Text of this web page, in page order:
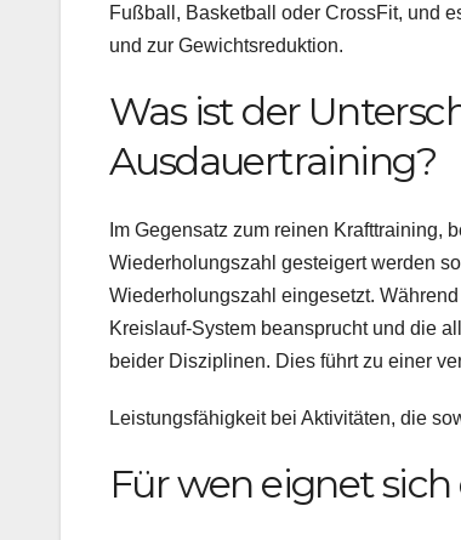
Fußball, Basketball oder CrossFit, und
und zur Gewichtsreduktion.
Was ist der
Ausdauertraining?
Im Gegensatz zum reinen Krafttraining,
Wiederholungszahl gesteigert werden
Wiederholungszahl eingesetzt.
Kreislauf-System beansprucht und die
beider Disziplinen. Dies führt zu einer
Leistungsfähigkeit bei Aktivitäten, die
Für wen eignet